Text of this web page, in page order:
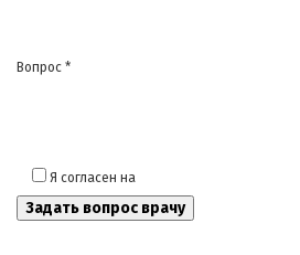
Вопрос *
Я согласен на